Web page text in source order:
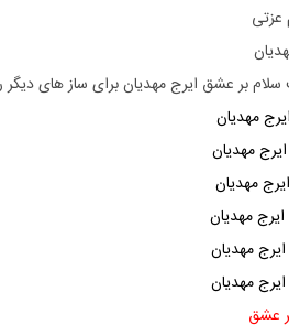
عزتی
سلام بر عشق ایرج مهدیانبرای ساز های دیگر
مهدیان
مهدیان
مهدیان
مهدیان
مهدیان
مهدیان
عشق